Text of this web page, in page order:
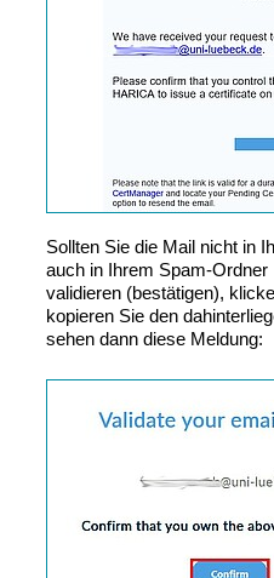
Sollten Sie die Mail nicht in
auch in Ihrem Spam-
validieren (bestätigen),
kopieren Sie den
sehen dann diese Meldung: